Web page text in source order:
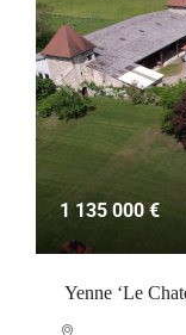
1 135 000 €
Yenne ‘Le